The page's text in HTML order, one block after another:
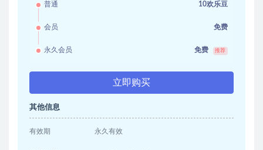
普通 10欢乐豆
会员 免费
永久会员 免费 推荐
立即购买
其他信息
有效期 永久有效